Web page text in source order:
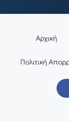
Αρχική
Πολιτική